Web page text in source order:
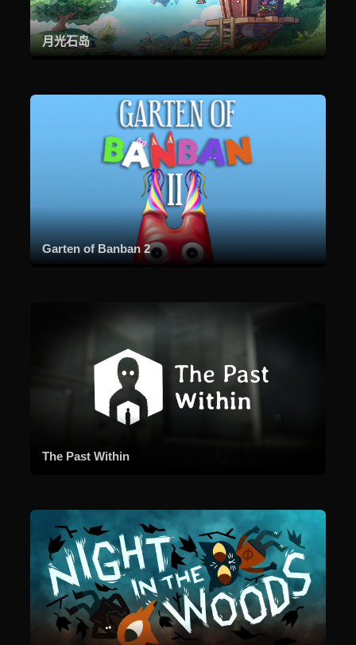
月光石岛
Garten of Banban 2
The Past Within